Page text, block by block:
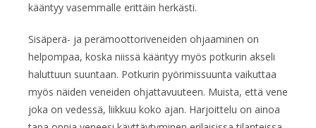
kääntyy vasemmalle erittäin herkästi.
Sisäperä- ja perämoottoriveneiden ohjaaminen on
helpompaa, koska niissä kääntyy myös potkurin akseli
haluttuun suuntaan. Potkurin pyörimissuunta vaikuttaa
myös näiden veneiden ohjattavuuteen. Muista, että vene
joka on vedessä, liikkuu koko ajan. Harjoittelu on ainoa